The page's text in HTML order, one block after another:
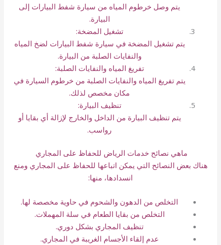
يتم وصل خرطوم المياه من سيارة شفط البيارات إلى
البيارة.
تشغيل المضخة:
يتم تشغيل المضخة في سيارة شفط البيارات لضخ المياه
والنفايات الصلبة من البيارة.
تفريغ المياه والنفايات الصلبة:
يتم تفريغ المياه والنفايات الصلبة من خرطوم السيارة في
مكان مخصص لذلك.
تنظيف البيارة:
يتم تنظيف البيارة من الداخل والخارج لإزالة أي بقايا أو
رواسب.
ماهي نصائح خدمات الرياض للحفاظ على المجاري
هناك بعض النصائح التي يمكن اتباعها للحفاظ على المجاري ومنع
انسدادها، منها:
التخلص من الدهون والشحوم في حاوية مخصصة لها.
التخلص من بقايا الطعام في سلة المهملات.
تنظيف المجاري بشكل دوري.
عدم إلقاء الأجسام الغريبة في المجاري.